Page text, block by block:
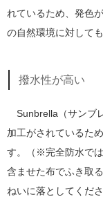
れているため、発色
の自然環境に対して
撥水性が高い
Sunbrella（サンブ
加工がされているた
す。（※完全防水で
含ませた布でふき取
ねいに落としてくださ